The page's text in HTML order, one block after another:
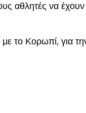
αθλητές να έχουν
το Κορωπί, για